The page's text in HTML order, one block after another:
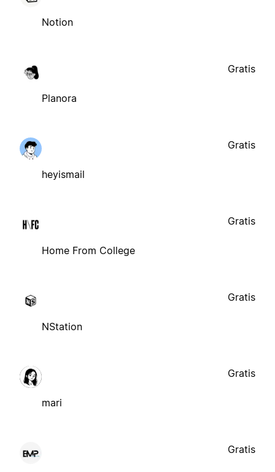
Notion
Planora
Gratis
heyismail
Gratis
Home From College
Gratis
NStation
Gratis
mari
Gratis
Gratis